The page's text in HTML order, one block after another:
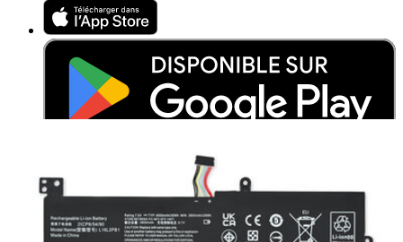
Apprenez quelque chose de nouveau chaque semaine